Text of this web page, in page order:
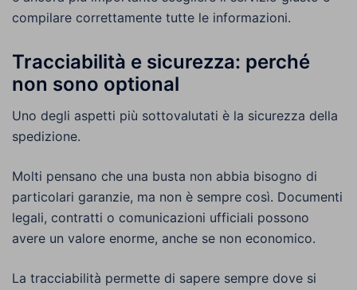
compilare correttamente tutte le informazioni.
Tracciabilità e sicurezza: perché
non sono optional
Uno degli aspetti più sottovalutati è la sicurezza della
spedizione.
Molti pensano che una busta non abbia bisogno di
particolari garanzie, ma non è sempre così. Documenti
legali, contratti o comunicazioni ufficiali possono
avere un valore enorme, anche se non economico.
La tracciabilità permette di sapere sempre dove si